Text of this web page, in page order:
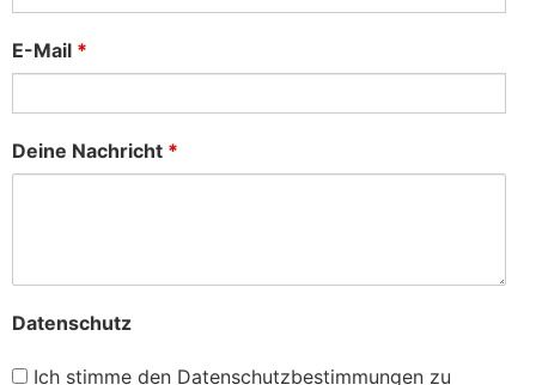
E-Mail *
Deine Nachricht *
Datenschutz
Ich stimme den Datenschutzbestimmungen zu